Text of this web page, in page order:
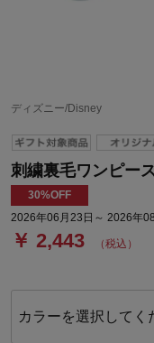
ディズニー/Disney
刺繍裏毛ワンピー
30%OFF
2026年06月23日～ 2026年
￥ 2,443 （税込）
カラーを選択してく